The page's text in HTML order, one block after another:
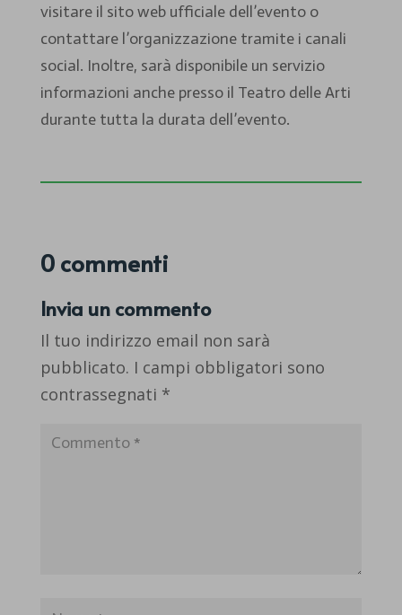
visitare il sito web ufficiale dell’evento o
contattare l’organizzazione tramite i canali
social. Inoltre, sarà disponibile un servizio
informazioni anche presso il Teatro delle Arti
durante tutta la durata dell’evento.
0 commenti
Invia un commento
Il tuo indirizzo email non sarà
pubblicato. I campi obbligatori sono
contrassegnati *